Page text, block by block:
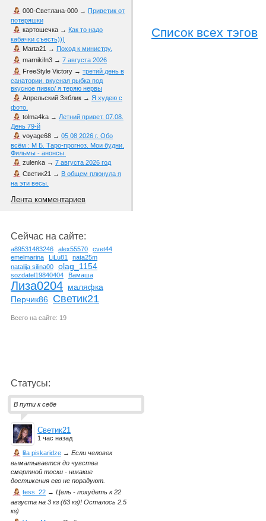
Список всех тэгов
000-Светлана-000 → Приветик от
потеряшки
картошечка → Как то надо
кабачки съесть)))
Marta21 → Поход к министру.
marnikifn3 → 7 августа 2026
FreeStyle Victory → третий день в
санатории. вкусная рыбка под
вкусное пивко/ я теряю нервы
Апрельский Зяблик → Я худею с
фото.
tolma4ka → Летний привет. 07.08.
День 79-й
voyage68 → 05 08 2026 г. Обо
всём : М Б. Таро-прогноз. Мои будни.
Фильмы - анонсы.
zulenka → 7 августа 2026 год
Светик21 → В общем плюнула я
на эти весы.
Лента комментариев
Сейчас на сайте:
a89531483246 alex55570
cvet44
emelmarina
LiLu81
nata25m
natalija silina00
olag_1154
sozdatel19840404 Вамаша
Лиза0204 маляфка
Перчик86 Светик21
Всего на сайте: 19
Статусы:
В пути к себе
Светик21
1 час назад
lila piskaridze → Если человек
выматывается до чувства
смертной тоски - никакие
достижения его не порадуют.
tess_22 → Цель - похудеть к 22
августа на 3 кг (63 кг)! Осталось 2.5
кг)